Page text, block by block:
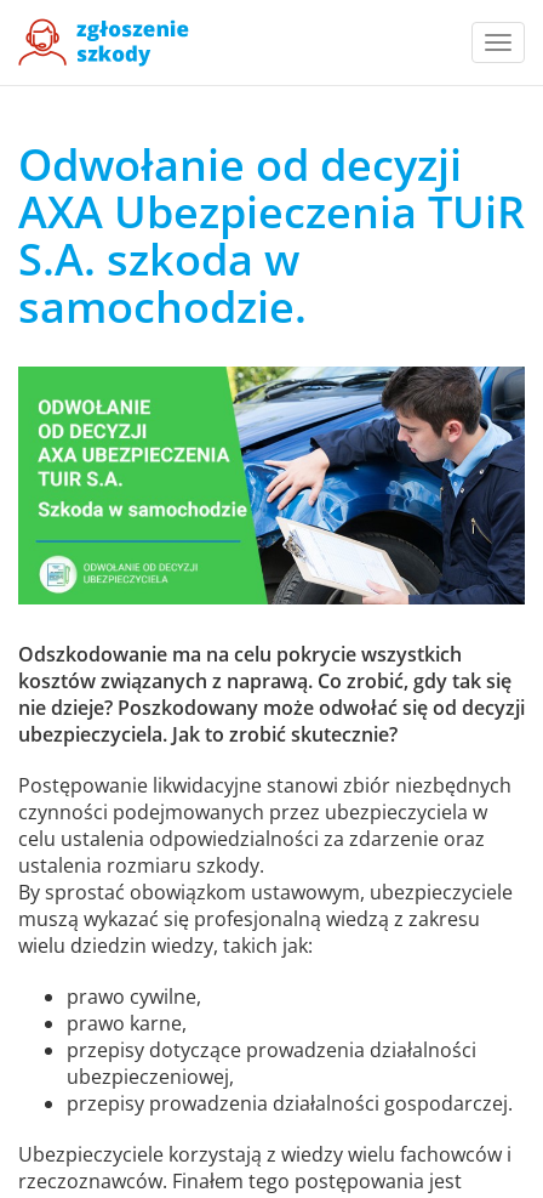
Odwołanie od decyzji
AXA Ubezpieczenia TUiR
S.A. szkoda w
samochodzie.
Odszkodowanie ma na celu pokrycie wszystkich
kosztów związanych z naprawą. Co zrobić, gdy tak się
nie dzieje? Poszkodowany może odwołać się od decyzji
ubezpieczyciela. Jak to zrobić skutecznie?
Postępowanie likwidacyjne stanowi zbiór niezbędnych
czynności podejmowanych przez ubezpieczyciela w
celu ustalenia odpowiedzialności za zdarzenie oraz
ustalenia rozmiaru szkody.
By sprostać obowiązkom ustawowym, ubezpieczyciele
muszą wykazać się profesjonalną wiedzą z zakresu
wielu dziedzin wiedzy, takich jak:
prawo cywilne,
prawo karne,
przepisy dotyczące prowadzenia działalności
ubezpieczeniowej,
przepisy prowadzenia działalności gospodarczej.
Ubezpieczyciele korzystają z wiedzy wielu fachowców i
rzeczoznawców. Finałem tego postępowania jest